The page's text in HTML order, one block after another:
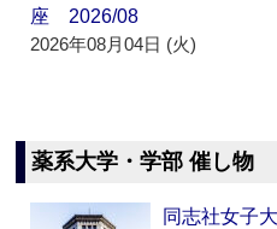
座 2026/08
2026年08月04日 (火)
薬系大学・学部 催し物
同志社女子